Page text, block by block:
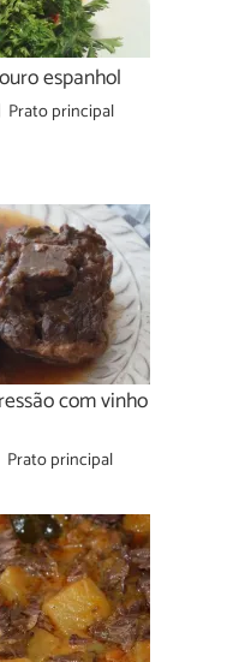
espanhol
Prato principal
com vinho
Prato principal